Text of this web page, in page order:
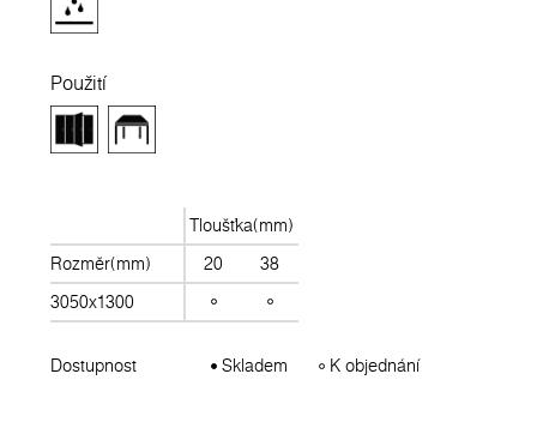
Použití
Tloušťka(mm)
Rozměr(mm)
20
38
3050x1300
Dostupnost Skladem K objednání